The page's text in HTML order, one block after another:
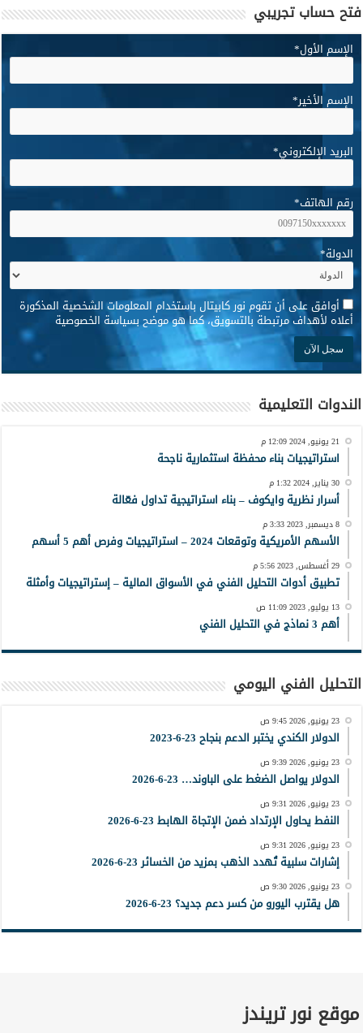
فتح حساب تجريبي
الإسم الأول*
الإسم الأخير*
البريد الإلكتروني*
رقم الهاتف*
الدولة*
* أوافق على أن تقوم نور كابيتال باستخدام المعلومات الشخصية المذكورة
أعلاه لأهداف مرتبطة بالتسويق، كما هو موضح بسياسة الخصوصية
الندوات التعليمية
21 يونيو, 2024 12:09 م
استراتيجيات بناء محفظة استثمارية ناجحة
30 يناير, 2024 1:32 م
أسرار نظرية وايكوف – بناء استراتيجية تداول فعّالة
8 ديسمبر, 2023 3:33 م
الأسهم الأمريكية وتوقعات 2024 – استراتيجيات وفرص أهم 5 أسهم
29 أغسطس, 2023 5:56 م
تطبيق أدوات التحليل الفني في الأسواق المالية – إستراتيجيات وأمثلة
13 يوليو, 2023 11:09 ص
أهم 3 نماذج في التحليل الفني
التحليل الفني اليومي
23 يونيو, 2026 9:45 ص
الدولار الكندي يختبر الدعم بنجاح 23-6-2023
23 يونيو, 2026 9:39 ص
الدولار يواصل الضغط على الباوند… 23-6-2026
23 يونيو, 2026 9:31 ص
النفط يحاول الإرتداد ضمن الإتجاة الهابط 23-6-2026
23 يونيو, 2026 9:31 ص
إشارات سلبية تُهدد الذهب بمزيد من الخسائر 23-6-2026
23 يونيو, 2026 9:30 ص
هل يقترب اليورو من كسر دعم جديد؟ 23-6-2026
موقع نور تريندز